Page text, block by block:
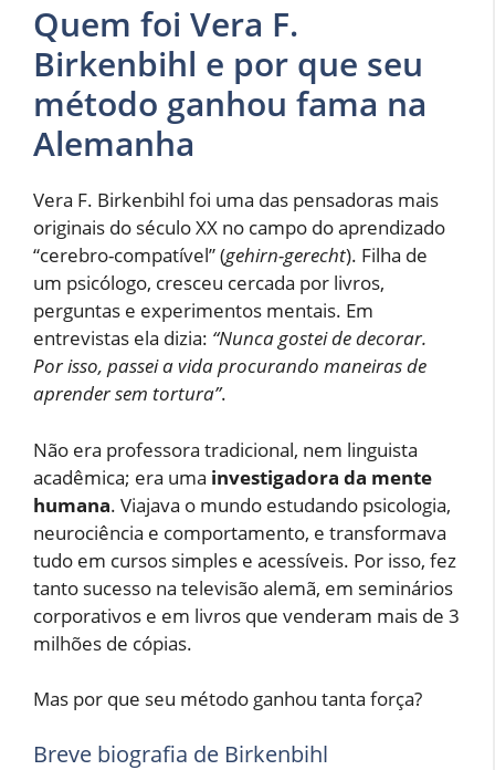
Quem foi Vera F.
Birkenbihl e por que seu
método ganhou fama na
Alemanha
Vera F. Birkenbihl foi uma das pensadoras mais
originais do século XX no campo do aprendizado
“cerebro-compatível” (gehirn-gerecht). Filha de
um psicólogo, cresceu cercada por livros,
perguntas e experimentos mentais. Em
entrevistas ela dizia: “Nunca gostei de decorar.
Por isso, passei a vida procurando maneiras de
aprender sem tortura”.
Não era professora tradicional, nem linguista
acadêmica; era uma investigadora da mente
humana. Viajava o mundo estudando psicologia,
neurociência e comportamento, e transformava
tudo em cursos simples e acessíveis. Por isso, fez
tanto sucesso na televisão alemã, em seminários
corporativos e em livros que venderam mais de 3
milhões de cópias.
Mas por que seu método ganhou tanta força?
Breve biografia de Birkenbihl